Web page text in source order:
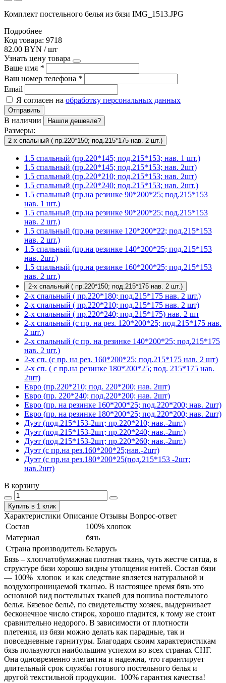
Комплект постельного белья из бязи IMG_1513.JPG
Подробнее
Код товара: 9718
82.00 BYN / шт
Узнать цену товара
Ваше имя *
Ваш номер телефона *
Email
Я согласен на обработку персональных данных
Отправить
В наличии Нашли дешевле?
Размеры:
2-х спальный ( пр.220*150; под.215*175 нав. 2 шт.)
1.5 спальный (пр.220*145; под.215*153; нав. 1 шт.)
1.5 спальный (пр.220*145; под.215*153; нав. 2шт)
1.5 спальный (пр.220*210; под.215*153; нав. 2шт)
1.5 спальный (пр.220*240; под.215*153; нав. 2шт.)
1.5 спальный (пр.на резинке 90*200*25; под.215*153
нав. 1 шт.)
1.5 спальный (пр.на резинке 90*200*25; под.215*153
нав. 2 шт.)
1.5 спальный (пр.на резинке 120*200*22; под.215*153
нав. 2 шт.)
1.5 спальный (пр.на резинке 140*200*25; под.215*153
нав. 2шт.)
1.5 спальный (пр.на резинке 160*200*25; под.215*153
нав. 2 шт.)
2-х спальный ( пр.220*150; под.215*175 нав. 2 шт.)
2-х спальный ( пр.220*180; под.215*175 нав. 2 шт.)
2-х спальный ( пр.220*210; под.215*175 нав. 2 шт)
2-х спальный ( пр.220*240; под.215*175) нав. 2 шт
2-х спальный (с пр. на рез. 120*200*25; под.215*175 нав.
2 шт.)
2-х спальный (с пр. на резинке 140*200*25; под.215*175
нав. 2 шт.)
2-х сп. (с пр. на рез. 160*200*25; под.215*175 нав. 2 шт)
2-х сп. ( с пр.на резинке 180*200*25; под. 215*175 нав.
2шт)
Евро (пр.220*210; под. 220*200; нав. 2шт)
Евро (пр. 220*240; под.220*200; нав. 2шт)
Евро (пр. на резинке 160*200*25; под.220*200; нав. 2шт)
Евро (пр. на резинке 180*200*25; под.220*200; нав. 2шт)
Дуэт (под.215*153-2шт; пр.220*210; нав.-2шт.)
Дуэт (под.215*153-2шт; пр.220*240; нав.-2шт.)
Дуэт (под.215*153-2шт; пр.220*260; нав.-2шт.)
Дуэт (с пр.на рез.160*200*25;нав.-2шт)
Дуэт (с пр.на рез.180*200*25(под.215*153 -2шт;
нав.2шт)
В корзину
Купить в 1 клик
Характеристики Описание Отзывы Вопрос-ответ
Состав
100% хлопок
Материал
бязь
Страна производитель Беларусь
Бязь – хлопчатобумажная плотная ткань, чуть жестче ситца, в
структуре бязи хорошо видны утолщения нитей. Состав бязи
― 100% хлопок и как следствие является натуральной и
воздухопроницаемой тканью. В настоящее время бязь это
основной вид постельных тканей для пошива постельного
белья. Бязевое бельё, по свидетельству хозяек, выдерживает
бесконечное число стирок, хорошо гладится, к тому же стоит
сравнительно недорого. В зависимости от плотности
плетения, из бязи можно делать как парадные, так и
повседневные гарнитуры. Благодаря своим характеристикам
бязь пользуются наибольшим успехом во всех странах СНГ.
Она одновременно элегантна и надежна, что гарантирует
длительный срок службы готового постельного белья и
другой текстильной продукции. 100% гарантия качества!